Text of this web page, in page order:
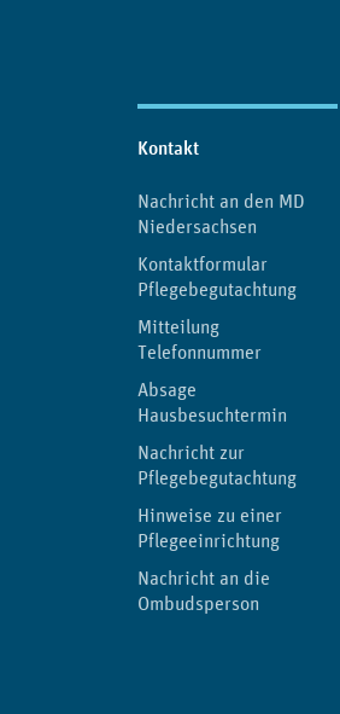
Kontakt
Nachricht an den MD
Niedersachsen
Kontaktformular
Pflegebegutachtung
Mitteilung
Telefonnummer
Absage
Hausbesuchtermin
Nachricht zur
Pflegebegutachtung
Hinweise zu einer
Pflegeeinrichtung
Nachricht an die
Ombudsperson